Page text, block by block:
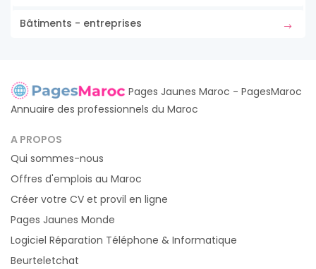
Bâtiments - entreprises
Pages Jaunes Maroc - PagesMaroc
Annuaire des professionnels du Maroc
A PROPOS
Qui sommes-nous
Offres d'emplois au Maroc
Créer votre CV et provil en ligne
Pages Jaunes Monde
Logiciel Réparation Téléphone & Informatique
Beurteletchat